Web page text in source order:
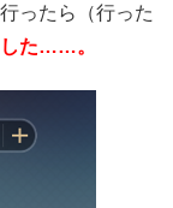
ったら（行った
した……。